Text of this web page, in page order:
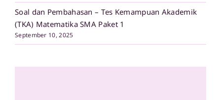
Soal dan Pembahasan – Tes Kemampuan Akademik
(TKA) Matematika SMA Paket 1
September 10, 2025